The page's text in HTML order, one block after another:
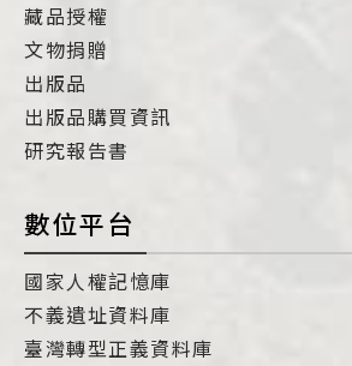
藏品授權
文物捐贈
出版品
出版品購買資訊
研究報告書
數位平台
國家人權記憶庫
不義遺址資料庫
臺灣轉型正義資料庫